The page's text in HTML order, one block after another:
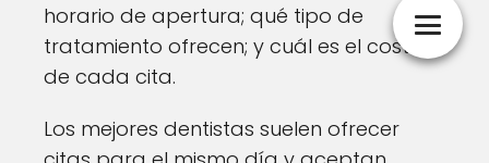
horario de apertura; qué tipo de
tratamiento ofrecen; y cuál es el coste
de cada cita.
Los mejores dentistas suelen ofrecer